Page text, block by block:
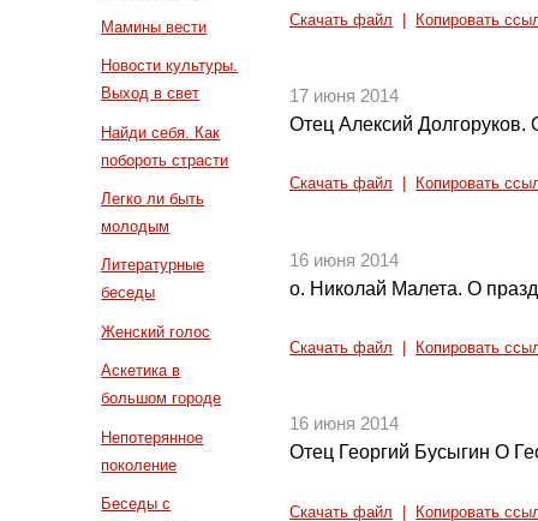
Мамины вести
Новости культуры.
Выход в свет
Найди себя. Как
побороть страсти
Легко ли быть
молодым
Литературные
беседы
Женский голос
Аскетика в
большом городе
Непотерянное
поколение
Беседы с
Скачать файл Копировать
17 июня 2014
Отец Алексий Долгоруков.
Скачать файл Копировать
16 июня 2014
о. Николай Малета. О
Скачать файл Копировать
16 июня 2014
Отец Георгий Бусыгин О
Скачать файл Копировать